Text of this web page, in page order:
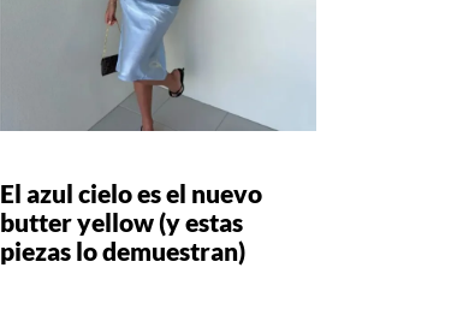
El azul cielo es el nuevo
butter yellow (y estas
piezas lo demuestran)